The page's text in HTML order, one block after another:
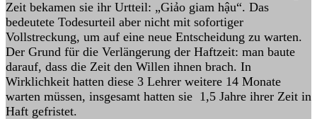
Zeit bekamen sie ihr Urtteil: „Giảo giam hậu“. Das
bedeutete Todesurteil aber nicht mit sofortiger
Vollstreckung, um auf eine neue Entscheidung zu warten.
Der Grund für die Verlängerung der Haftzeit: man baute
darauf, dass die Zeit den Willen ihnen brach. In
Wirklichkeit hatten diese 3 Lehrer weitere 14 Monate
warten müssen, insgesamt hatten sie 1,5 Jahre ihrer Zeit in
Haft gefristet.